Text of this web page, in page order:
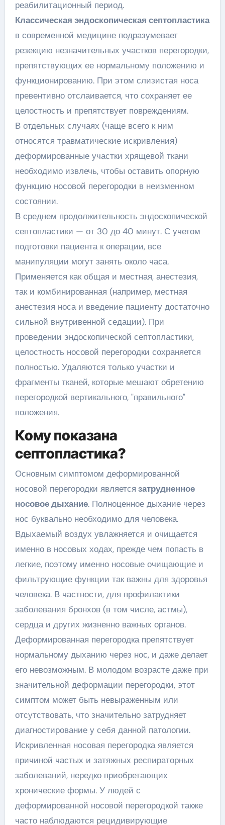
реабилитационный период.
Классическая эндоскопическая септопластика
в современной медицине подразумевает
резекцию незначительных участков перегородки,
препятствующих ее нормальному положению и
функционированию. При этом слизистая носа
превентивно отслаивается, что сохраняет ее
целостность и препятствует повреждениям.
В отдельных случаях (чаще всего к ним
относятся травматические искривления)
деформированные участки хрящевой ткани
необходимо извлечь, чтобы оставить опорную
функцию носовой перегородки в неизменном
состоянии.
В среднем продолжительность эндоскопической
септопластики — от 30 до 40 минут. С учетом
подготовки пациента к операции, все
манипуляции могут занять около часа.
Применяется как общая и местная, анестезия,
так и комбинированная (например, местная
анестезия носа и введение пациенту достаточно
сильной внутривенной седации). При
проведении эндоскопической септопластики,
целостность носовой перегородки сохраняется
полностью. Удаляются только участки и
фрагменты тканей, которые мешают обретению
перегородкой вертикального, "правильного"
положения.
Кому показана
септопластика?
Основным симптомом деформированной
носовой перегородки является затрудненное
носовое дыхание. Полноценное дыхание через
нос буквально необходимо для человека.
Вдыхаемый воздух увлажняется и очищается
именно в носовых ходах, прежде чем попасть в
легкие, поэтому именно носовые очищающие и
фильтрующие функции так важны для здоровья
человека. В частности, для профилактики
заболевания бронхов (в том числе, астмы),
сердца и других жизненно важных органов.
Деформированная перегородка препятствует
нормальному дыханию через нос, и даже делает
его невозможным. В молодом возрасте даже при
значительной деформации перегородки, этот
симптом может быть невыраженным или
отсутствовать, что значительно затрудняет
диагностирование у себя данной патологии.
Искривленная носовая перегородка является
причиной частых и затяжных респираторных
заболеваний, нередко приобретающих
хронические формы. У людей с
деформированной носовой перегородкой также
часто наблюдаются рецидивирующие